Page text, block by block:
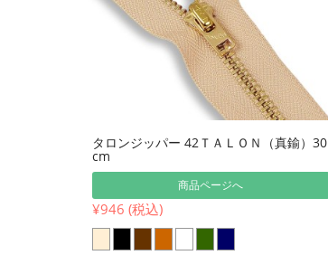
タロンジッパー 42ＴＡＬＯＮ（真鍮）30
cm
商品ページへ
¥946 (税込)